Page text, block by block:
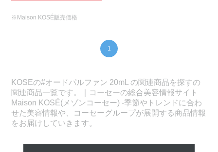
※Maison KOSÉ販売価格
1
KOSEの#オードパルファン 20mL の関連商品を探すの
関連商品一覧です。｜コーセーの総合美容情報サイト
Maison KOSÉ(メゾンコーセー) -季節やトレンドに合わ
せた美容情報や、コーセーグループが展開する商品情報
をお届けしていきます。